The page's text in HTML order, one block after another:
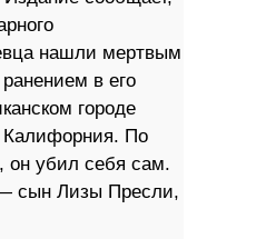
нашли мертвым
в его
городе
Калифорния. По
убил себя сам.
сын Лизы Пресли,